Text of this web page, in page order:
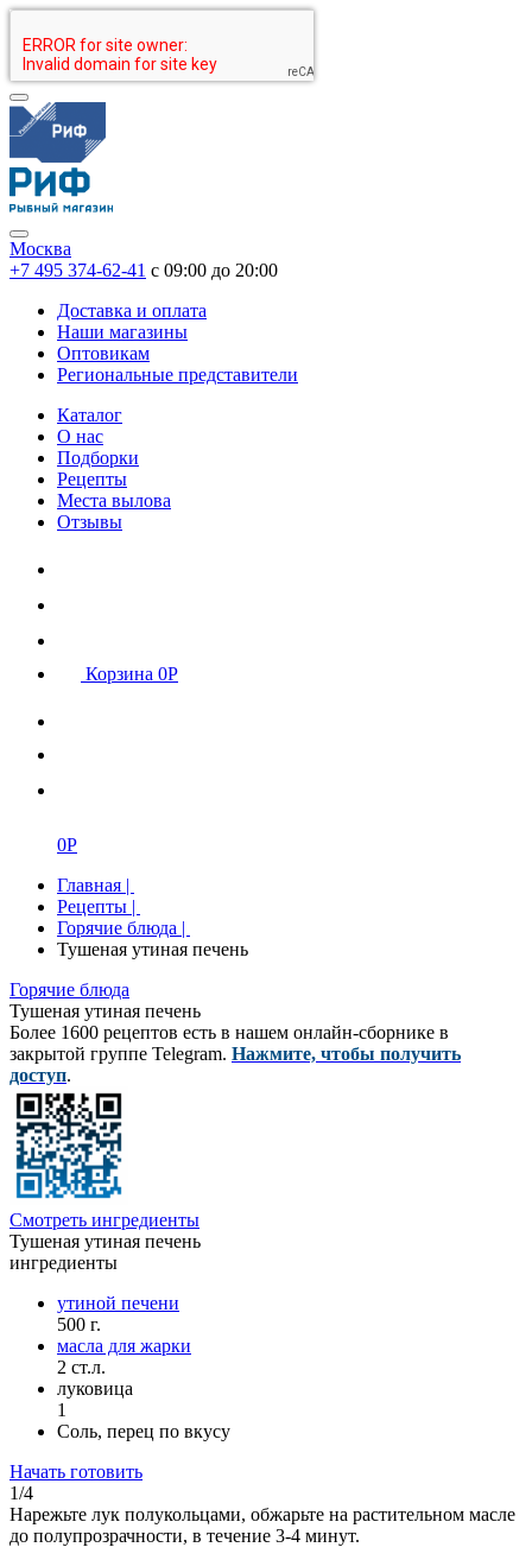
Москва
+7 495 374-62-41 c 09:00 до 20:00
Доставка и оплата
Наши магазины
Оптовикам
Региональные представители
Каталог
О нас
Подборки
Рецепты
Места вылова
Отзывы
Корзина 0Р
0Р
Главная |
Рецепты |
Горячие блюда |
Тушеная утиная печень
Горячие блюда
Тушеная утиная печень
Более 1600 рецептов есть в нашем онлайн-сборнике в
закрытой группе Telegram. Нажмите, чтобы получить
доступ.
Смотреть ингредиенты
Тушеная утиная печень
ингредиенты
утиной печени
500 г.
масла для жарки
2 ст.л.
луковица
1
Соль, перец по вкусу
Начать готовить
1/4
Нарежьте лук полукольцами, обжарьте на растительном масле
до полупрозрачности, в течение 3-4 минут.